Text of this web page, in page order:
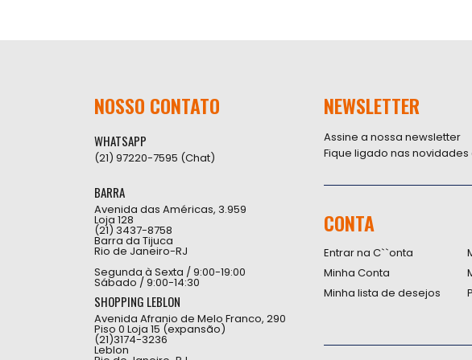
NOSSO CONTATO
WHATSAPP
(21) 97220-7595 (Chat)
BARRA
Avenida das Américas, 3.959
Loja 128
(21) 3437-8758
Barra da Tijuca
Rio de Janeiro-RJ
Segunda à Sexta / 9:00-19:00
Sábado / 9:00-14:30
SHOPPING LEBLON
Avenida Afranio de Melo Franco, 290
Piso 0 Loja 15 (expansão)
(21)3174-3236
Leblon
NEWSLETTER
Assine a nossa newsletter
Fique ligado nas
CONTA
Entrar na C``onta
Minha Conta
Minha lista de desejos